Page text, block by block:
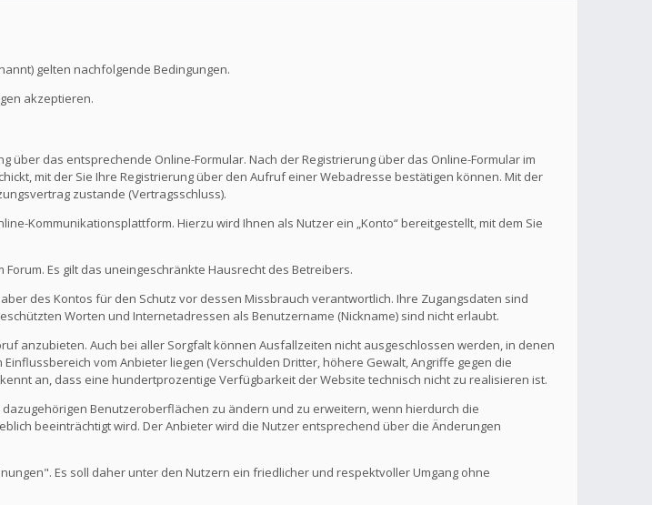
gelten nachfolgende Bedingungen.
akzeptieren.
das entsprechende Online-Formular. Nach der Registrierung über das Online-Formular im
mit der Sie Ihre Registrierung über den Aufruf einer Webadresse bestätigen können. Mit der
zustande (Vertragsschluss).
Kommunikationsplattform. Hierzu wird Ihnen als Nutzer ein „Konto“ bereitgestellt, mit dem Sie
Es gilt das uneingeschränkte Hausrecht des Betreibers.
des Kontos für den Schutz vor dessen Missbrauch verantwortlich. Ihre Zugangsdaten sind
Worten und Internetadressen als Benutzername (Nickname) sind nicht erlaubt.
anzubieten. Auch bei aller Sorgfalt können Ausfallzeiten nicht ausgeschlossen werden, in denen
vom Anbieter liegen (Verschulden Dritter, höhere Gewalt, Angriffe gegen die
an, dass eine hundertprozentige Verfügbarkeit der Website technisch nicht zu realisieren ist.
Benutzeroberflächen zu ändern und zu erweitern, wenn hierdurch die
beeinträchtigt wird. Der Anbieter wird die Nutzer entsprechend über die Änderungen
Es soll daher unter den Nutzern ein friedlicher und respektvoller Umgang ohne